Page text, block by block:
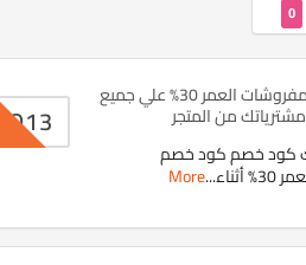
0
كود خصم مفروشات العمر 30% علي جميع
مشترياتك من المتجر
كود خصم كود خصم
...
More
ZO13